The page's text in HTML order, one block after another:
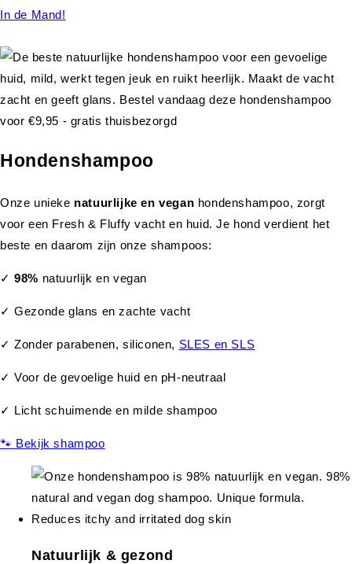
In de Mand!
Hondenshampoo
Onze unieke natuurlijke en vegan hondenshampoo, zorgt
voor een Fresh & Fluffy vacht en huid. Je hond verdient het
beste en daarom zijn onze shampoos:
✓98% natuurlijk en vegan
✓ Gezonde glans en zachte vacht
✓ Zonder parabenen, siliconen, SLES en SLS
✓ Voor de gevoelige huid en pH-neutraal
✓ Licht schuimende en milde shampoo
🐾 Bekijk shampoo
Natuurlijk & gezond